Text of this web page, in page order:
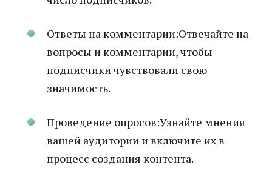
Ответы на комментарии:Отвечайте на
вопросы и комментарии, чтобы
подписчики чувствовали свою
значимость.
Проведение опросов:Узнайте мнения
вашей аудитории и включите их в
процесс создания контента.